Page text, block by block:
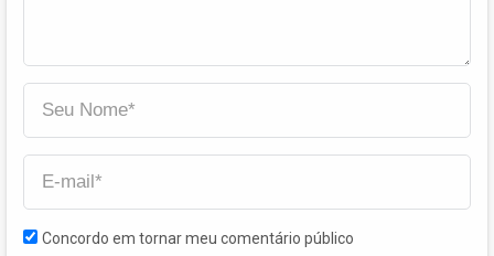
Concordo em tornar meu comentário público